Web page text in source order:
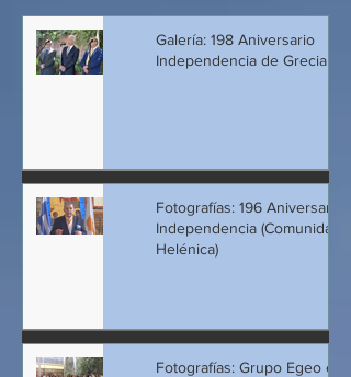
Galería: 198 Aniversario
Independencia de Grecia
Fotografías: 196 Aniversario
Independencia (Comunidad
Helénica)
Fotografías: Grupo Egeo en el